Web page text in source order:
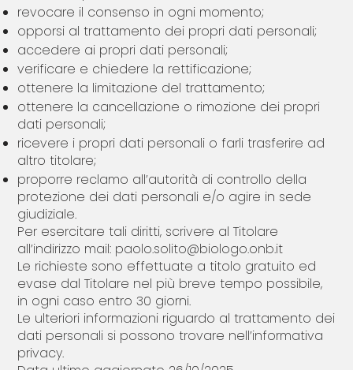
revocare il consenso in ogni momento;
opporsi al trattamento dei propri dati personali;
accedere ai propri dati personali;
verificare e chiedere la rettificazione;
ottenere la limitazione del trattamento;
ottenere la cancellazione o rimozione dei propri
dati personali;
ricevere i propri dati personali o farli trasferire ad
altro titolare;
proporre reclamo all’autorità di controllo della
protezione dei dati personali e/o agire in sede
giudiziale.
Per esercitare tali diritti, scrivere al Titolare
all’indirizzo mail: paolo.solito@biologo.onb.it
Le richieste sono effettuate a titolo gratuito ed
evase dal Titolare nel più breve tempo possibile,
in ogni caso entro 30 giorni.
Le ulteriori informazioni riguardo al trattamento dei
dati personali si possono trovare nell’informativa
privacy.